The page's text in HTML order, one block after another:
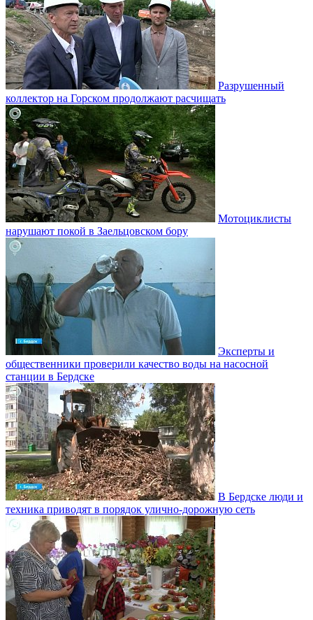
Разрушенный
коллектор на Горском продолжают расчищать
Мотоциклисты
нарушают покой в Заельцовском бору
Эксперты и
общественники проверили качество воды на насосной
станции в Бердске
В Бердске люди и
техника приводят в порядок улично‑дорожную сеть